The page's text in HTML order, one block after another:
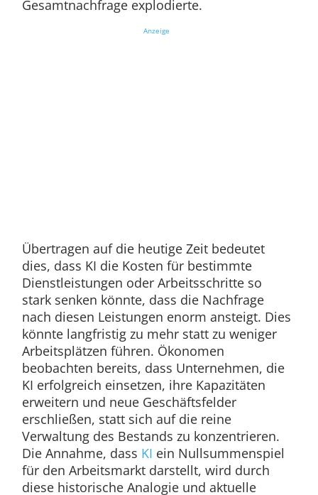
Gesamtnachfrage explodierte.
Anzeige
Übertragen auf die heutige Zeit bedeutet
dies, dass KI die Kosten für bestimmte
Dienstleistungen oder Arbeitsschritte so
stark senken könnte, dass die Nachfrage
nach diesen Leistungen enorm ansteigt. Dies
könnte langfristig zu mehr statt zu weniger
Arbeitsplätzen führen. Ökonomen
beobachten bereits, dass Unternehmen, die
KI erfolgreich einsetzen, ihre Kapazitäten
erweitern und neue Geschäftsfelder
erschließen, statt sich auf die reine
Verwaltung des Bestands zu konzentrieren.
Die Annahme, dass KI ein Nullsummenspiel
für den Arbeitsmarkt darstellt, wird durch
diese historische Analogie und aktuelle